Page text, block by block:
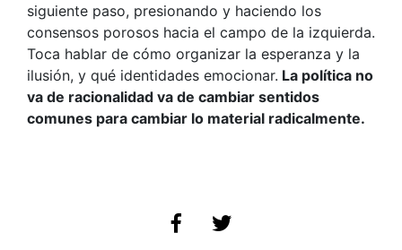
siguiente paso, presionando y haciendo los
consensos porosos hacia el campo de la izquierda.
Toca hablar de cómo organizar la esperanza y la
ilusión, y qué identidades emocionar. La política no
va de racionalidad va de cambiar sentidos
comunes para cambiar lo material radicalmente.